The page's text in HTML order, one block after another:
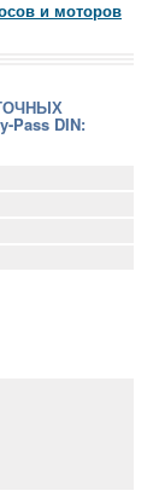
и моторов
DIN: